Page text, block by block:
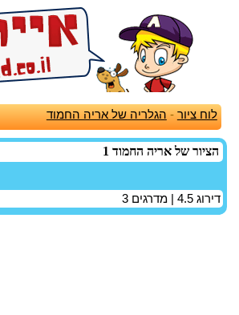
לוח ציור - הגלריה של אריה החמוד
הציור של אריה החמוד 1
דירוג 4.5 | מדרגים 3